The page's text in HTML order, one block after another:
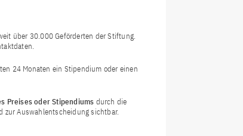
über 30.000 Geförderten der Stiftung.
24 Monaten ein Stipendium oder einen
Preises oder Stipendiums durch die
zur Auswahlentscheidung sichtbar.